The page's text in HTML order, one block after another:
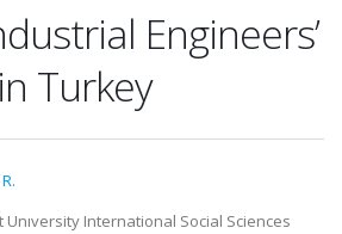
Engineers’
Turkey
International Social Sciences